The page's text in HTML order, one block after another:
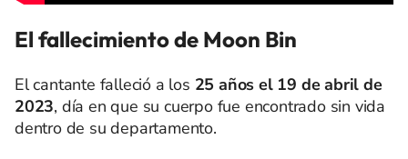
El fallecimiento de Moon Bin
El cantante falleció a los 25 años el 19 de abril de
2023, día en que su cuerpo fue encontrado sin vida
dentro de su departamento.